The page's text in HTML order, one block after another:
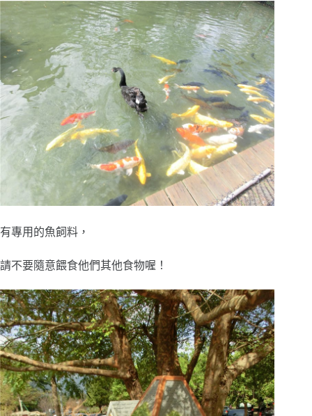
有專用的魚飼料，
請不要隨意餵食他們其他食物喔！